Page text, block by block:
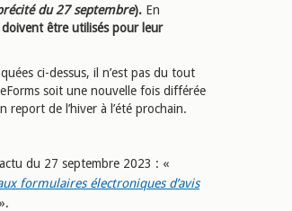
du 27 septembre). En
être utilisés pour leur
ci-dessus, il n’est pas du tout
soit une nouvelle fois différée
report de l’hiver à l’été prochain.
du 27 septembre 2023 : «
formulaires électroniques d’avis
».